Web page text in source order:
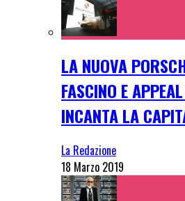
LA NUOVA
FASCINO E
INCANTA LA
La Redazione
18 Marzo 2019